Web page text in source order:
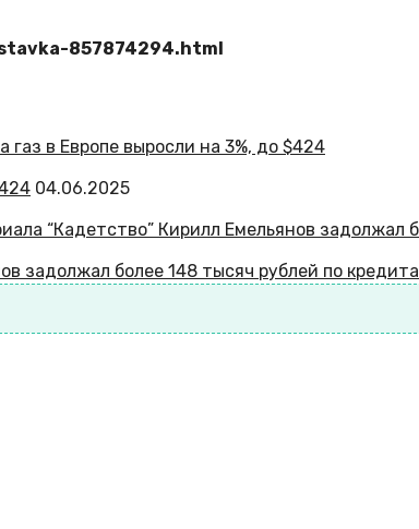
857874294.html
04.06.2025
задолжал более 148 тысяч рублей по